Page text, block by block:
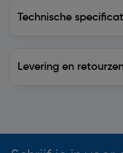
Technische
Levering en